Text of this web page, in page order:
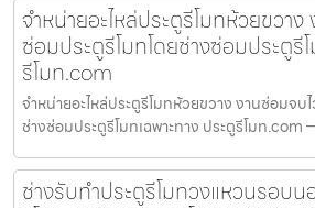
จำหน่ายอะไหล่ประตูรีโมทห้วยขวา
ซ่อมประตูรีโมทโดยช่างซ่อมประตูรี
รีโมท.com
จำหน่ายอะไหล่ประตูรีโมทห้วยขวาง งานซ่อมจบ
ช่างซ่อมประตูรีโมทเฉพาะทาง ประตูรีโมท
ช่างรับทำประตูรีโมทวงแหวนรอบ